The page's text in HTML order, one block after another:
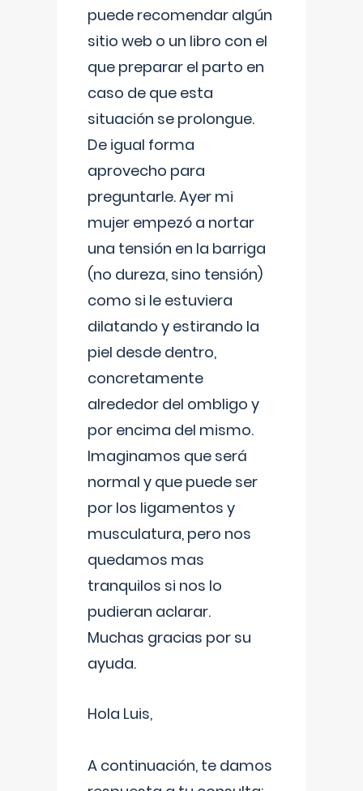
puede recomendar algún
sitio web o un libro con el
que preparar el parto en
caso de que esta
situación se prolongue.
De igual forma
aprovecho para
preguntarle. Ayer mi
mujer empezó a nortar
una tensión en la barriga
(no dureza, sino tensión)
como si le estuviera
dilatando y estirando la
piel desde dentro,
concretamente
alrededor del ombligo y
por encima del mismo.
Imaginamos que será
normal y que puede ser
por los ligamentos y
musculatura, pero nos
quedamos mas
tranquilos si nos lo
pudieran aclarar.
Muchas gracias por su
ayuda.
Hola Luis,
A continuación, te damos